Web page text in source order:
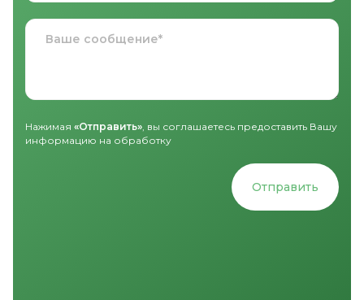
Нажимая «Отправить» , вы соглашаетесь предоставить Вашу
информацию на обработку
Отправить